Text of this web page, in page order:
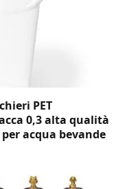
PET
0,3 alta qualità
acqua bevande